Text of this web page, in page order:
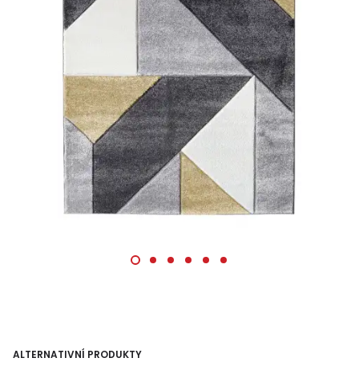
ALTERNATIVNÍ PRODUKTY